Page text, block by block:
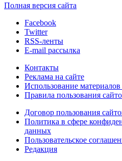
Полная версия сайта
Facebook
Twitter
RSS-ленты
E-mail рассылка
Контакты
Реклама на сайте
Использование
Правила пользования
Договор пользования
Политика в сфере
данных
Пользовательское
Редакция